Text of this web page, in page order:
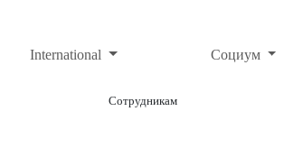
International Социум
Сотрудникам